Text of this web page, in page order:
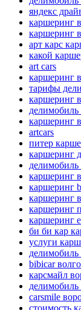
яндекс
каршеринг
каршеринг
арт карс
какой
art cars
каршеринг
тарифы
каршеринг
каршеринг
artcars
питер
каршеринг
делимобиль
каршеринг
каршеринг
каршеринг
каршеринг
каршеринг
би би кар
услуги
делимобиль
bibicar
карсмайл
делимобиль
carsmile
стоимость